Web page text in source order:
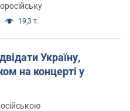
19,3 т.
Україну,
на концерті у